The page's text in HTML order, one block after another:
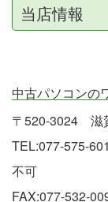
当店情報
中古パソコンの
〒520-3024 滋
TEL:077-575-
不可
FAX:077-532-